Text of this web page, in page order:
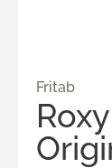
Fritab